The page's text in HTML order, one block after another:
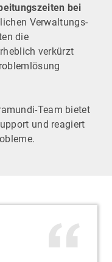
bei
Verwaltungs-
die
verkürzt
Team bietet
und reagiert